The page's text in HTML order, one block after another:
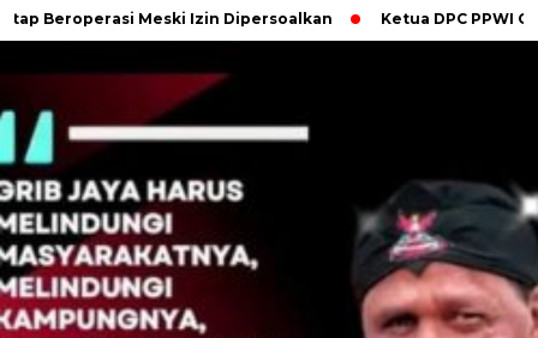
Izin Dipersoalkan Ketua DPC PPWI OKI Bersama